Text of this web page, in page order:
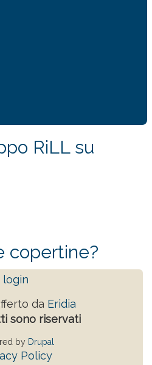
RiLL su
copertine?
login
da Eridia
sono riservati
by Drupal
Policy